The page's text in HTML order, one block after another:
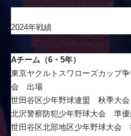
2024年戦績
Aチーム（6・5年）
東京ヤクルトスワローズカップ
会 出場
世田谷区少年野球連盟 秋季大
北沢警察防犯少年野球大会 準優
世田谷区北部地区少年野球大会